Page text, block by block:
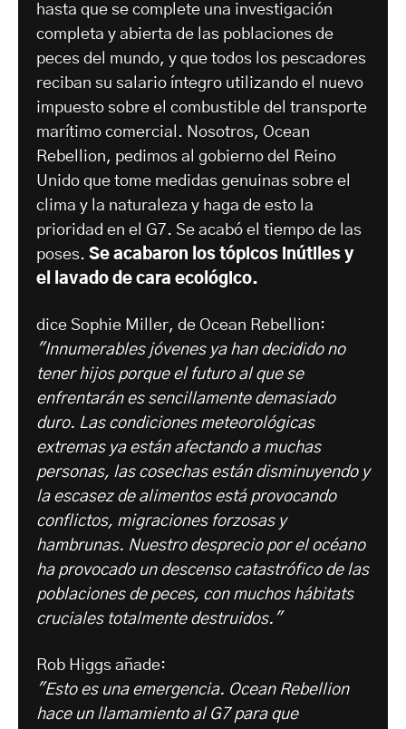
hasta que se complete una investigación
completa y abierta de las poblaciones de
peces del mundo, y que todos los pescadores
reciban su salario íntegro utilizando el nuevo
impuesto sobre el combustible del transporte
marítimo comercial. Nosotros, Ocean
Rebellion, pedimos al gobierno del Reino
Unido que tome medidas genuinas sobre el
clima y la naturaleza y haga de esto la
prioridad en el G7. Se acabó el tiempo de las
poses. Se acabaron los tópicos inútiles y
el lavado de cara ecológico.
dice Sophie Miller, de Ocean Rebellion:
"Innumerables jóvenes ya han decidido no
tener hijos porque el futuro al que se
enfrentarán es sencillamente demasiado
duro. Las condiciones meteorológicas
extremas ya están afectando a muchas
personas, las cosechas están disminuyendo y
la escasez de alimentos está provocando
conflictos, migraciones forzosas y
hambrunas. Nuestro desprecio por el océano
ha provocado un descenso catastrófico de las
poblaciones de peces, con muchos hábitats
cruciales totalmente destruidos."
Rob Higgs añade:
"Esto es una emergencia. Ocean Rebellion
hace un llamamiento al G7 para que